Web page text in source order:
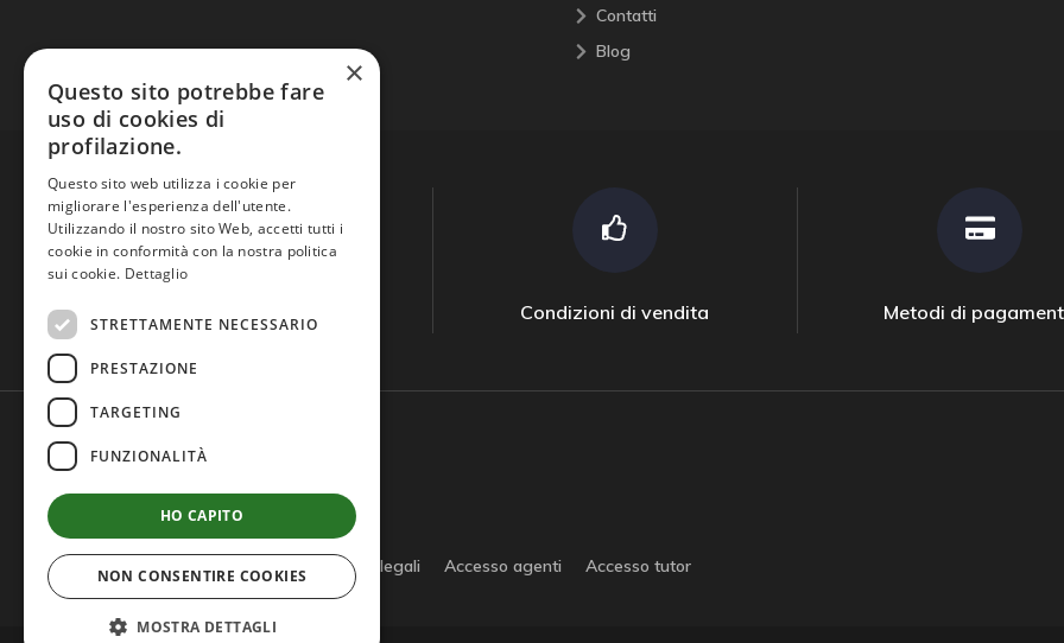
Contatti
Blog
Condizioni di vendita Metodi di
Privacy policy Cookie policy Note legali Accesso agenti Accesso tutor
×
Questo sito potrebbe fare
uso di cookies di
profilazione.
Questo sito web utilizza i cookie per
migliorare l'esperienza dell'utente.
Utilizzando il nostro sito Web, accetti tutti i
cookie in conformità con la nostra politica
sui cookie. Dettaglio
STRETTAMENTE NECESSARIO
PRESTAZIONE
TARGETING
FUNZIONALITÀ
HO CAPITO
NON CONSENTIRE COOKIES
MOSTRA DETTAGLI